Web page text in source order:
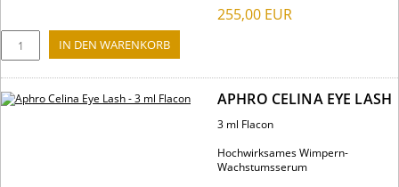
255,00 EUR
APHRO CELINA EYE LASH
3 ml Flacon
Hochwirksames Wimpern-
Wachstumsserum